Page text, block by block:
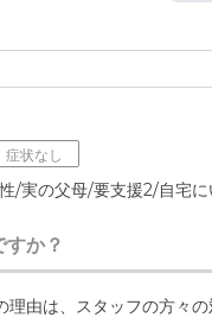
地「モナコ」と日本
症状なし
/実の父母/要支援2/自宅に
すか？
理由は、スタッフの方々